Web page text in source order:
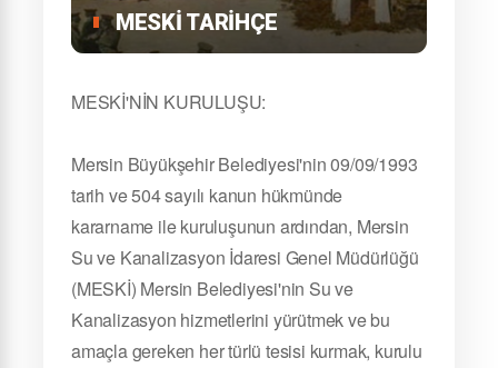
MESKİ TARIHÇE
MESKİ'NİN KURULUŞU:
Mersin Büyükşehir Belediyesi'nin 09/09/1993
tarih ve 504 sayılı kanun hükmünde
kararname ile kuruluşunun ardından, Mersin
Su ve Kanalizasyon İdaresi Genel Müdürlüğü
(MESKİ) Mersin Belediyesi'nin Su ve
Kanalizasyon hizmetlerini yürütmek ve bu
amaçla gereken her türlü tesisi kurmak, kurulu